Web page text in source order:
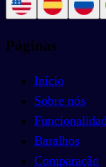
Páginas
Início
Sobre nós
Baralhos
Comparação